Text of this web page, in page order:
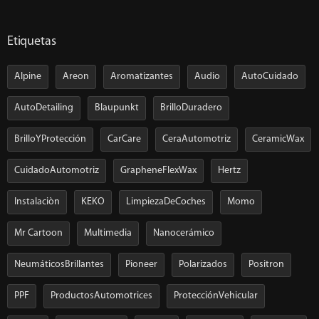
Etiquetas
Alpine Areon Aromatizantes Audio AutoCuidado
AutoDetailing Blaupunkt BrilloDuradero
BrilloYProtección CarCare CeraAutomotriz CeramicWax
CuidadoAutomotriz GrapheneFlexWax Hertz
Instalaciòn KEKO LimpiezaDeCoches Momo
Mr Cartoon Multimedia Nanocerámico
NeumáticosBrillantes Pioneer Polarizados Positron
PPF ProductosAutomotrices ProtecciónVehicular